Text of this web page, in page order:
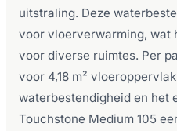
uitstraling. Deze
voor vloerverwarming, wat
voor diverse ruimtes. Per
voor 4,18 m²
waterbestendigheid en het
Touchstone Medium 105